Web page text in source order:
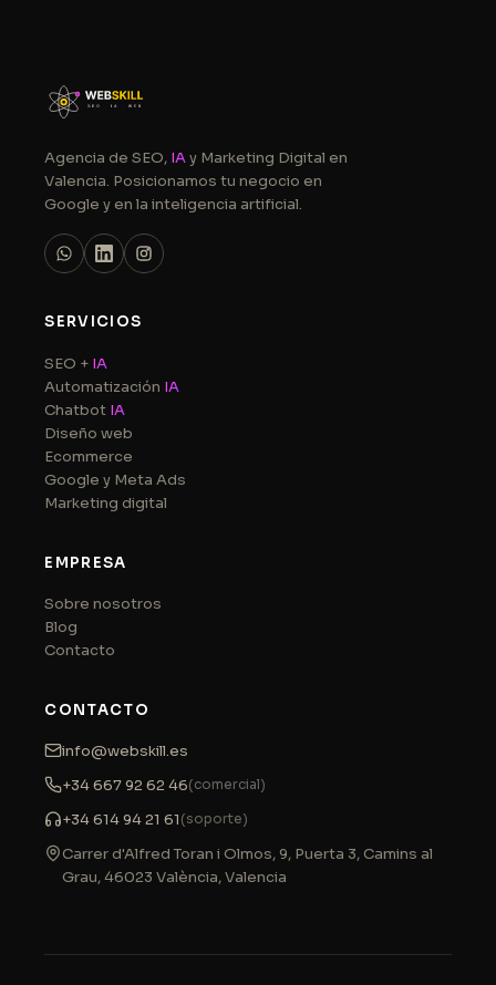
Agencia de SEO, IAy Marketing Digital en
Valencia. Posicionamos tu negocio en
Google y en la inteligencia artificial.
SERVICIOS
SEO + IA
Automatización IA
Chatbot IA
Diseño web
Ecommerce
Google y Meta Ads
Marketing digital
EMPRESA
Sobre nosotros
Blog
Contacto
CONTACTO
info@webskill.es
+34 667 92 62 46(comercial)
+34 614 94 21 61 (soporte)
Carrer d'Alfred Toran i Olmos, 9, Puerta 3, Camins al
Grau,46023 València,Valencia